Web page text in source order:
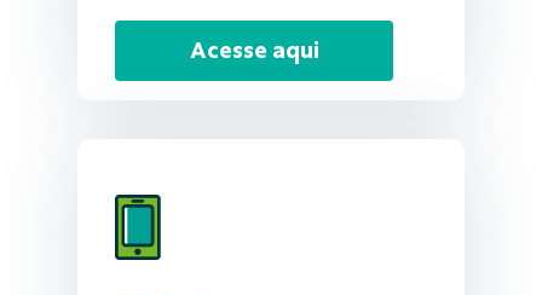
Acesse aqui